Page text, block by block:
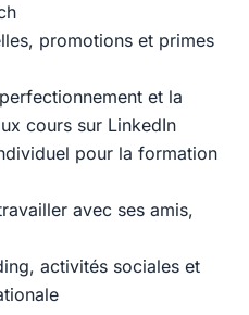
promotions et primes
et la
cours sur LinkedIn
pour la formation
avec ses amis,
activités sociales et